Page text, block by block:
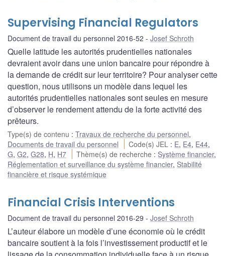
Supervising Financial Regulators
Document de travail du personnel 2016-52 Josef Schroth
Quelle latitude les autorités prudentielles nationales
devraient avoir dans une union bancaire pour répondre à
la demande de crédit sur leur territoire? Pour analyser cette
question, nous utilisons un modèle dans lequel les
autorités prudentielles nationales sont seules en mesure
d’observer le rendement attendu de la forte activité des
prêteurs.
Type(s) de contenu : Travaux de recherche du personnel,
Documents de travail du personnel
Code(s) JEL : E, E4, E44,
G, G2, G28, H, H7 Thème(s) de recherche : Système financier,
Réglementation et surveillance du système financier, Stabilité
financière et risque systémique
Financial Crisis Interventions
Document de travail du personnel 2016-29 Josef Schroth
L’auteur élabore un modèle d’une économie où le crédit
bancaire soutient à la fois l’investissement productif et le